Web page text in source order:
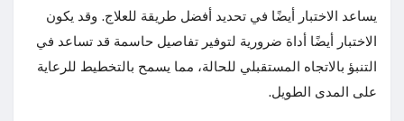
يساعد الاختبار أيضًا في تحديد أفضل طريقة للعلاج. وقد يكون
الاختبار أيضًا أداة ضرورية لتوفير تفاصيل حاسمة قد تساعد في
التنبؤ بالاتجاه المستقبلي للحالة، مما يسمح بالتخطيط للرعاية
على المدى الطويل.